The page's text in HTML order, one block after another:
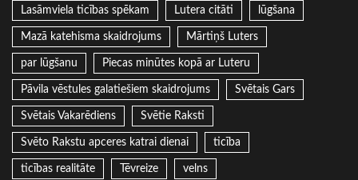
Lasāmviela ticības spēkam Lutera citāti lūgšana
Mazā katehisma skaidrojums Mārtiņš Luters
par lūgšanu Piecas minūtes kopā ar Luteru
Pāvila vēstules galatiešiem skaidrojums Svētais Gars
Svētais Vakarēdiens Svētie Raksti
Svēto Rakstu apceres katrai dienai ticība
ticības realitāte Tēvreize velns